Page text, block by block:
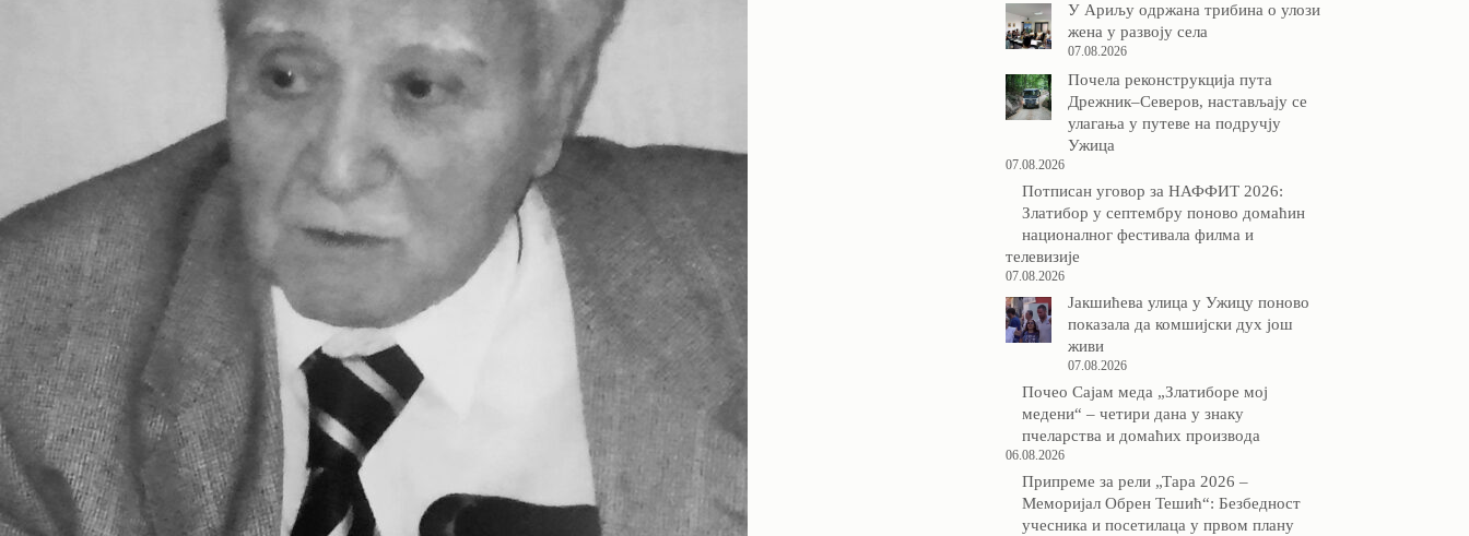
У Ариљу одржана трибина о улози
жена у развоју села
07.08.2026
Почела реконструкција пута
Дрежник–Северов, настављају се
улагања у путеве на подручју
Ужица
07.08.2026
Потписан уговор за НАФФИТ 2026:
Златибор у септембру поново домаћин
националног фестивала филма и
телевизије
07.08.2026
Јакшићева улица у Ужицу поново
показала да комшијски дух још
живи
07.08.2026
Почео Сајам меда „Златиборе мој
медени“ – четири дана у знаку
пчеларства и домаћих производа
06.08.2026
Припреме за рели „Тара 2026 –
Меморијал Обрен Тешић“: Безбедност
учесника и посетилаца у првом плану